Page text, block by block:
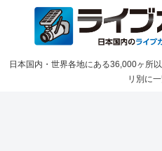
日本国内・世界各地にある36,000ヶ所
リ別に一